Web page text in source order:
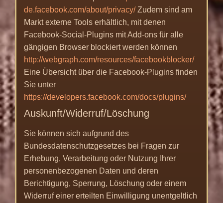
de.facebook.com/about/privacy/Zudem sind am
Markt externe Tools erhältlich, mit denen
Facebook-Social-Plugins mit Add-ons für alle
gängigen Browser blockiert werden können
http://webgraph.com/resources/facebookblocker/
Eine Übersicht über die Facebook-Plugins finden
Sie unter
https://developers.facebook.com/docs/plugins/
Auskunft/Widerruf/Löschung
Sie können sich aufgrund des
Bundesdatenschutzgesetzes bei Fragen zur
Erhebung, Verarbeitung oder Nutzung Ihrer
personenbezogenen Daten und deren
Berichtigung, Sperrung, Löschung oder einem
Widerruf einer erteilten Einwilligung unentgeltlich